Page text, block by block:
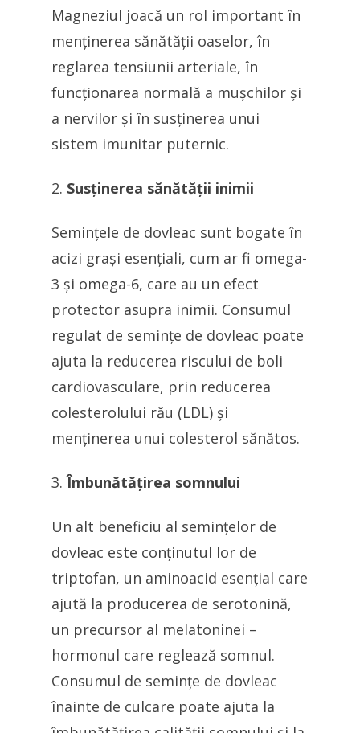
Magneziul joacă un rol important în
menținerea sănătății oaselor, în
reglarea tensiunii arteriale, în
funcționarea normală a mușchilor și
a nervilor și în susținerea unui
sistem imunitar puternic.
Susținerea sănătății inimii
Semințele de dovleac sunt bogate în
acizi grași esențiali, cum ar fi omega-
3 și omega-6, care au un efect
protector asupra inimii. Consumul
regulat de semințe de dovleac poate
ajuta la reducerea riscului de boli
cardiovasculare, prin reducerea
colesterolului rău (LDL) și
menținerea unui colesterol sănătos.
Îmbunătățirea somnului
Un alt beneficiu al semințelor de
dovleac este conținutul lor de
triptofan, un aminoacid esențial care
ajută la producerea de serotonină,
un precursor al melatoninei –
hormonul care reglează somnul.
Consumul de semințe de dovleac
înainte de culcare poate ajuta la